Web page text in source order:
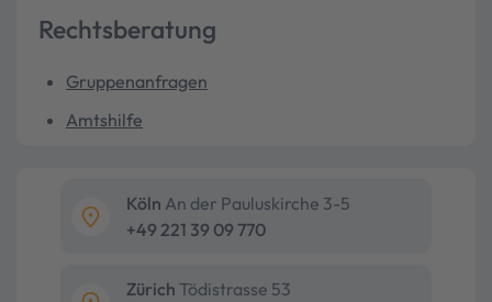
Rechtsberatung
Gruppenanfragen
Amtshilfe
Köln An der Pauluskirche 3-5
+49 221 39 09 770
Zürich Tödistrasse 53